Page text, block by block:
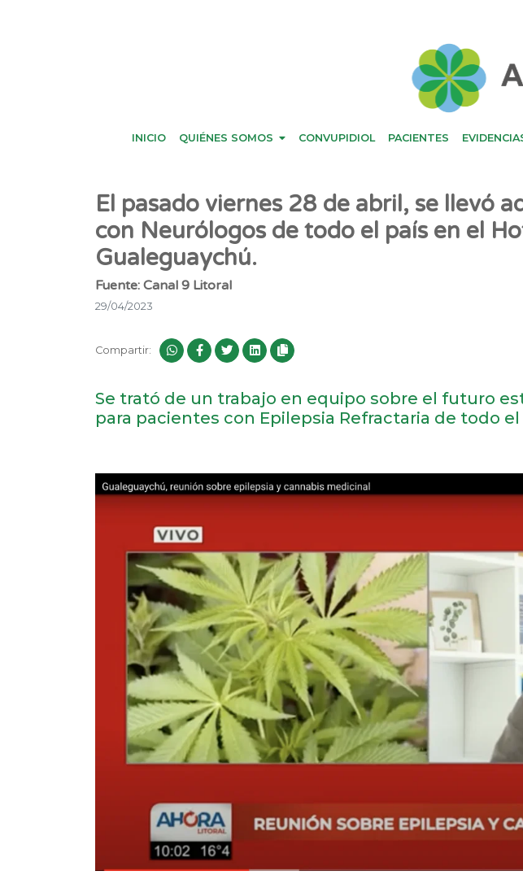
INICIO QUIÉNES SOMOS CONVUPIDIOL PACIENTES
El pasado viernes 28 de abril, se llevó
con Neurólogos de todo el país en el
Gualeguaychú.
Fuente: Canal 9 Litoral
29/04/2023
Compartir:
Se trató de un trabajo en equipo sobre el futuro
para pacientes con Epilepsia Refractaria de todo el